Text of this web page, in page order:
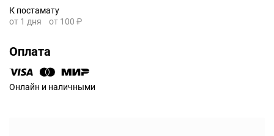
К постамату
от 1 дня
от 100 ₽
Оплата
Онлайн и наличными